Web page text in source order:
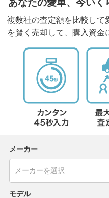
あなたの愛車、今いく
複数社の査定額を比較して
を賢く売却して、購入資金
メーカー
モデル